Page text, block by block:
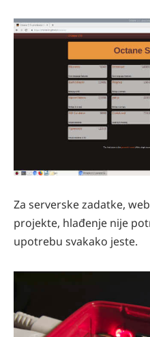
Za serverske zadatke,
projekte, hlađenje nije
upotrebu svakako jeste.